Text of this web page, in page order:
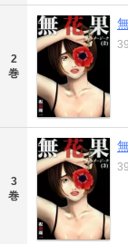
2
巻
3
巻